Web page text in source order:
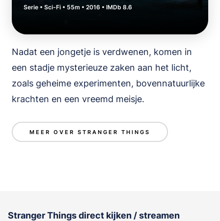
Serie • Sci-Fi • 55m • 2016 • IMDb 8.6
Nadat een jongetje is verdwenen, komen in
een stadje mysterieuze zaken aan het licht,
zoals geheime experimenten, bovennatuurlijke
krachten en een vreemd meisje.
MEER OVER STRANGER THINGS
Stranger Things direct kijken / streamen